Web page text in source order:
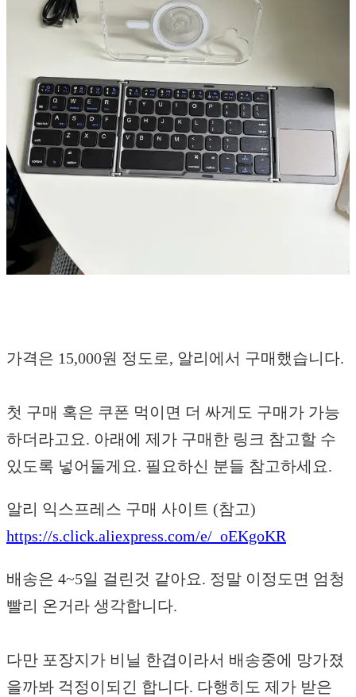
가격은 15,000원 정도로, 알리에서 구매했습니다.
첫 구매 혹은 쿠폰 먹이면 더 싸게도 구매가 가능
하더라고요. 아래에 제가 구매한 링크 참고할 수
있도록 넣어둘게요. 필요하신 분들 참고하세요.
알리 익스프레스 구매 사이트 (참고)
https://s.click.aliexpress.com/e/_oEKgoKR
배송은 4~5일 걸린것 같아요. 정말 이정도면 엄청
빨리 온거라 생각합니다.
다만 포장지가 비닐 한겹이라서 배송중에 망가졌
을까봐 걱정이되긴 합니다. 다행히도 제가 받은